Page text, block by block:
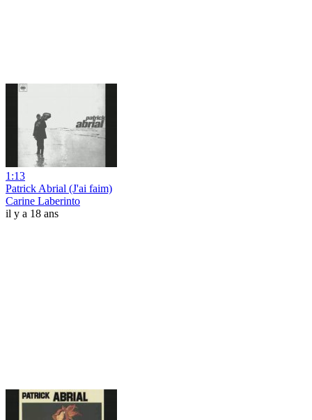
1:13
Patrick Abrial (J'ai faim)
Carine Laberinto
il y a 18 ans